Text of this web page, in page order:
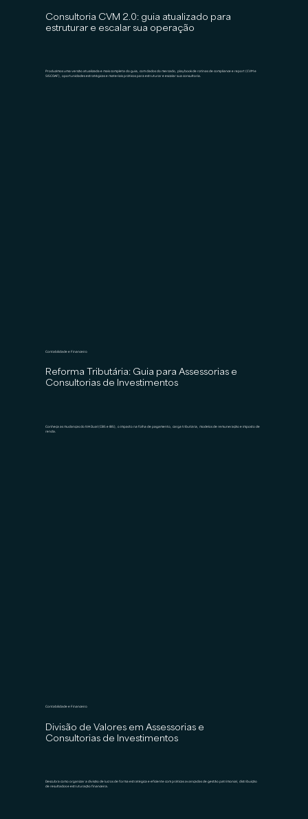
Consultoria CVM 2.0: guia atualizado para
estruturar e escalar sua operação
Produzimos uma versão atualizada e mais completa do guia, com dados do mercado, playbook de rotinas de compliance e report (CVM e
SISCOAF), oportunidades estratégicas e materiais práticos para estruturar e escalar sua consultoria.
Contabilidade e Financeiro
Reforma Tributária: Guia para Assessorias e
Consultorias de Investimentos
Conheça as mudanças do IVA Dual (CBS e IBS), o impacto na folha de pagamento, carga tributária, modelos de remuneração e imposto de
renda.
Contabilidade e Financeiro
Divisão de Valores em Assessorias e
Consultorias de Investimentos
Descubra como organizar a divisão de lucros de forma estratégica e eficiente com práticas avançadas de gestão patrimonial, distribuição
de resultados e estruturação financeira.